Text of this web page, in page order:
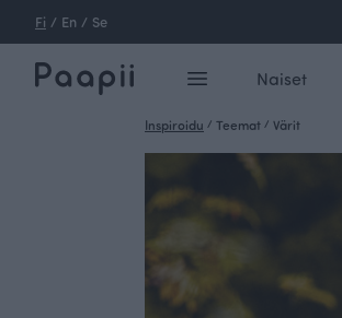
Fi / En / Se
Naiset
Inspiroidu / Teemat / Värit